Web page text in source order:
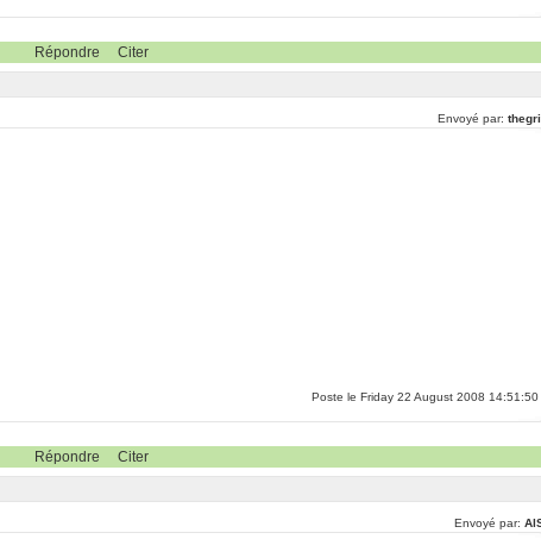
Répondre Citer
Envoyé par:
Poste le Friday 22 August 2008 14:51:50
Répondre Citer
Envoyé par: